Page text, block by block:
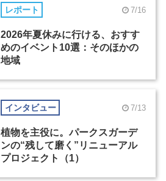
レポート 7/16
2026年夏休みに行ける、おすす
めのイベント10選：そのほかの
地域
インタビュー 7/13
植物を主役に。パークスガーデ
ンの“残して磨く”リニューアル
プロジェクト（1）